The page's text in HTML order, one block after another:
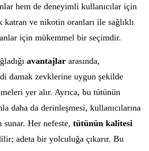
hem de deneyimli kullanıcılar için
katran ve nikotin oranları ile sağlıklı
için mükemmel bir seçimdir.
avantajlar arasında,
damak zevklerine uygun şekilde
yer alır. Ayrıca, bu tütünün
daha da derinleşmesi, kullanıcılarına
Her nefeste, tütünün kalitesi
adeta bir yolculuğa çıkarır. Bu